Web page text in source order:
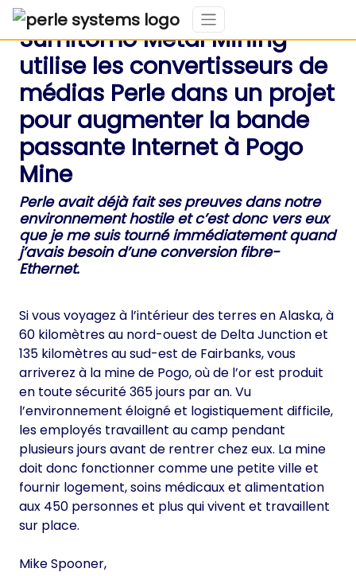
Sumitomo Metal Mining
utilise les convertisseurs de
médias Perle dans un projet
pour augmenter la bande
passante Internet à Pogo
Mine
Perle avait déjà fait ses preuves dans notre
environnement hostile et c’est donc vers eux
que je me suis tourné immédiatement quand
j’avais besoin d’une conversion fibre-
Ethernet.
Si vous voyagez à l’intérieur des terres en Alaska, à
60 kilomètres au nord-ouest de Delta Junction et
135 kilomètres au sud-est de Fairbanks, vous
arriverez à la mine de Pogo, où de l’or est produit
en toute sécurité 365 jours par an. Vu
l’environnement éloigné et logistiquement difficile,
les employés travaillent au camp pendant
plusieurs jours avant de rentrer chez eux. La mine
doit donc fonctionner comme une petite ville et
fournir logement, soins médicaux et alimentation
aux 450 personnes et plus qui vivent et travaillent
sur place.
Mike Spooner,